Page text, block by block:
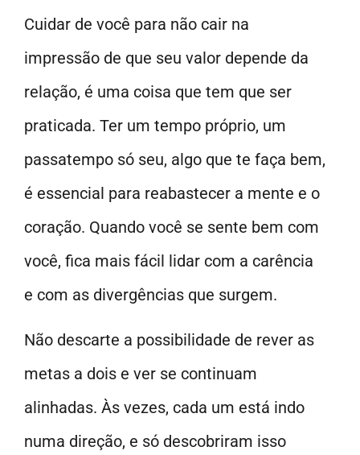
Cuidar de você para não cair na
impressão de que seu valor depende da
relação, é uma coisa que tem que ser
praticada. Ter um tempo próprio, um
passatempo só seu, algo que te faça bem,
é essencial para reabastecer a mente e o
coração. Quando você se sente bem com
você, fica mais fácil lidar com a carência
e com as divergências que surgem.
Não descarte a possibilidade de rever as
metas a dois e ver se continuam
alinhadas. Às vezes, cada um está indo
numa direção, e só descobriram isso